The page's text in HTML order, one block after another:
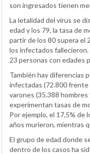
son ingresados tienen
La letalidad del virus se
edad y los 79, la tasa de
partir de los 80 supera el
los infectados
23 personas con edades
También hay diferencias
infectadas (72.800 frente
varones (35.388
experimentan tasas de
Por ejemplo, el 17,5% de
años murieron, mientras
El grupo de edad donde
dentro de los casos ha